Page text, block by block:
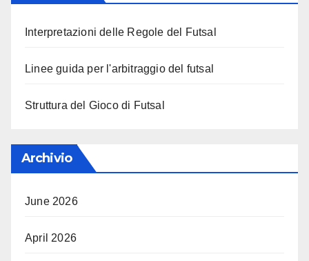
Interpretazioni delle Regole del Futsal
Linee guida per l'arbitraggio del futsal
Struttura del Gioco di Futsal
Archivio
June 2026
April 2026